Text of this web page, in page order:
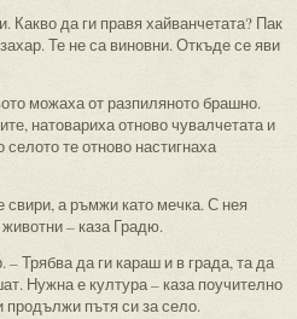
да ги правя хайванчетата? Пак
Те не са виновни. Откъде се яви
можаха от разпиляното брашно.
натовариха отново чувалчетата и
те отново настигнаха
а ръмжи като мечка. С нея
– каза Градю.
Трябва да ги караш и в града, та да
Нужна е култура – каза поучително
продължи пътя си за село.